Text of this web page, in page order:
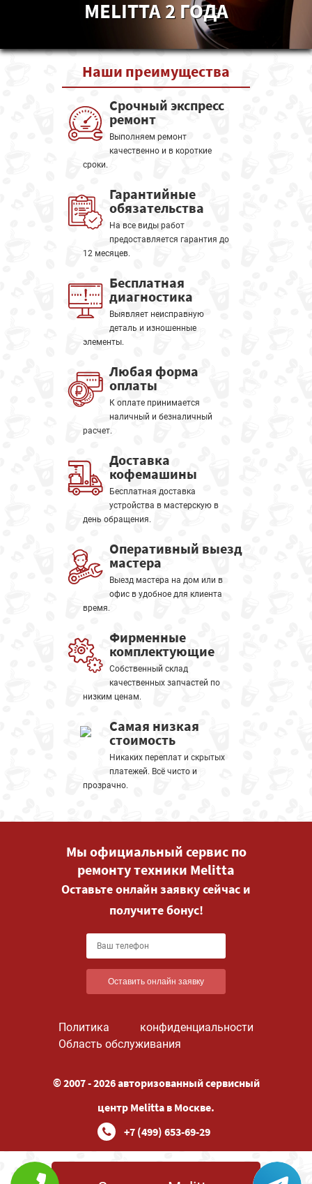
MELITTA 2 ГОДА
Наши преимущества
Срочный экспресс
ремонт
Выполняем ремонт
качественно и в короткие
сроки.
Гарантийные
обязательства
На все виды работ
предоставляется гарантия до
12 месяцев.
Бесплатная
диагностика
Выявляет неисправную
деталь и изношенные
элементы.
Любая форма
оплаты
К оплате принимается
наличный и безналичный
расчет.
Доставка
кофемашины
Бесплатная доставка
устройства в мастерскую в
день обращения.
Оперативный выезд
мастера
Выезд мастера на дом или в
офис в удобное для клиента
время.
Фирменные
комплектующие
Собственный склад
качественных запчастей по
низким ценам.
Самая низкая
стоимость
Никаких переплат и скрытых
платежей. Всё чисто и
прозрачно.
Мы официальный сервис по
ремонту техники Melitta
Оставьте онлайн заявку сейчас и
получите бонус!
Оставить онлайн заявку
Политика конфиденциальности
Область обслуживания
© 2007 - 2026 авторизованный сервисный
центр Melitta в Москве.
+7 (499) 653-69-29